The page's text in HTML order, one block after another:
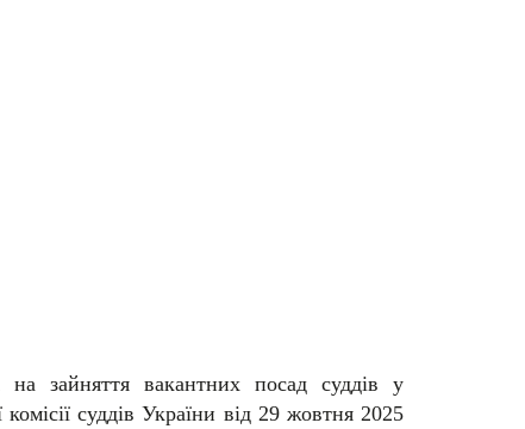
зайняття вакантних посад суддів у
суддів України від 29 жовтня 2025